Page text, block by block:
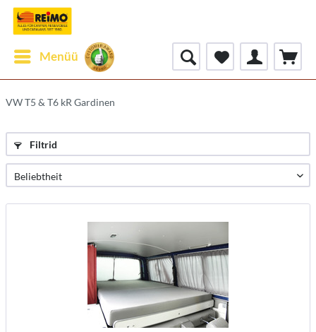
Menüü
VW T5 & T6 kR Gardinen
Filtrid